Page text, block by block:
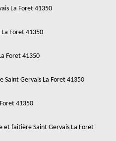
La Foret 41350
Foret 41350
Foret 41350
Saint Gervais La Foret 41350
41350
et faitière Saint Gervais La Foret